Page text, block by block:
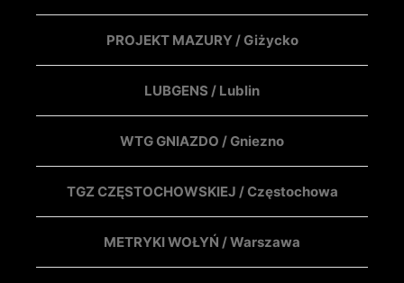
PROJEKT MAZURY / Giżycko
LUBGENS / Lublin
WTG GNIAZDO / Gniezno
TGZ CZĘSTOCHOWSKIEJ / Częstochowa
METRYKI WOŁYŃ / Warszawa